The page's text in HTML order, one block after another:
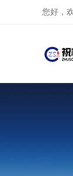
您好，